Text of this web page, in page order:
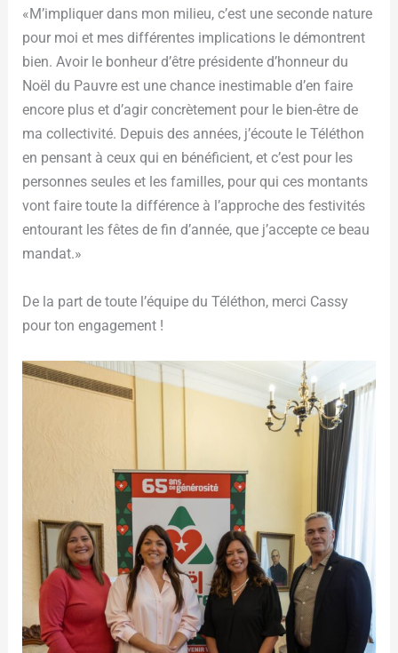
«M’impliquer dans mon milieu, c’est une seconde nature
pour moi et mes différentes implications le démontrent
bien. Avoir le bonheur d’être présidente d’honneur du
Noël du Pauvre est une chance inestimable d’en faire
encore plus et d’agir concrètement pour le bien-être de
ma collectivité. Depuis des années, j’écoute le Téléthon
en pensant à ceux qui en bénéficient, et c’est pour les
personnes seules et les familles, pour qui ces montants
vont faire toute la différence à l’approche des festivités
entourant les fêtes de fin d’année, que j’accepte ce beau
mandat.»
De la part de toute l’équipe du Téléthon, merci Cassy
pour ton engagement !